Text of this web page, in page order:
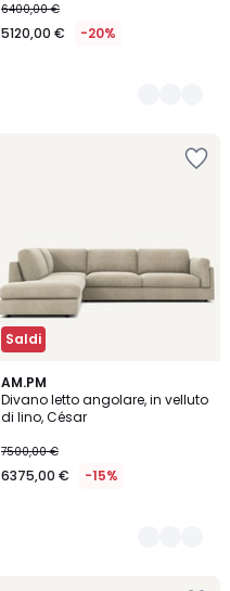
6400,00 €
5120,00 € -20%
Saldi
AM.PM
Divano letto angolare, in velluto
di lino, César
7500,00 €
6375,00 € -15%
5
Colori